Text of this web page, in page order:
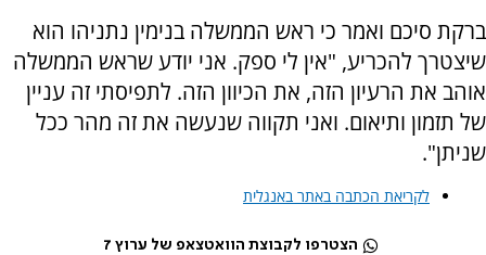
ברקת סיכם ואמר כי ראש הממשלה בנימין נתניהו הוא
שיצטרך להכריע, "אין לי ספק. אני יודע שראש הממשלה
אוהב את הרעיון הזה, את הכיוון הזה. לתפיסתי זה עניין
של תזמון ותיאום. ואני תקווה שנעשה את זה מהר ככל
שניתן".
לקריאת הכתבה באתר באנגלית
הצטרפו לקבוצת הוואטצאפ של ערוץ 7